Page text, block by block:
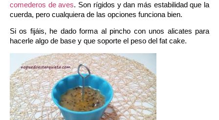
comederos de aves. Son rígidos y dan más estabilidad que la
cuerda, pero cualquiera de las opciones funciona bien.
Si os fijáis, he dado forma al pincho con unos alicates para
hacerle algo de base y que soporte el peso del fat cake.